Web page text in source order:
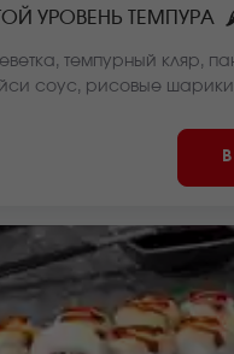
УРОВЕНЬ ТЕМПУРА
темпурный кляр,
соус, рисовые шарики